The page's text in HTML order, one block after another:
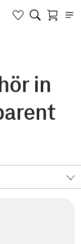
in